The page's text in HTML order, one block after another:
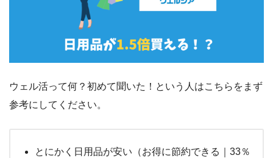
ウェル活って何？初めて聞いた！という人はこちらをまず
参考にしてください。
とにかく日用品が安い（お得に節約できる｜33％